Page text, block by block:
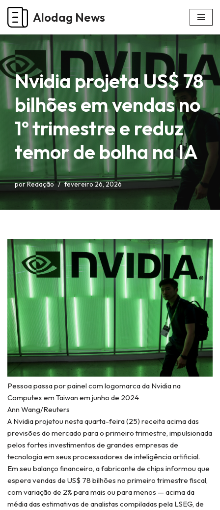
Pular
conteúdo
Alodag News
Nvidia projeta US$ 78
bilhões em vendas no
1º trimestre e reduz
temor de bolha na IA
porRedação fevereiro 26, 2026
Pessoa passa por painel com logomarca da Nvidia na
Computex em Taiwan em junho de 2024
Ann Wang/Reuters
A Nvidia projetou nesta quarta-feira (25) receita acima das
previsões do mercado para o primeiro trimestre, impulsionada
pelos fortes investimentos de grandes empresas de
tecnologia em seus processadores de inteligência artificial.
Em seu balanço financeiro, a fabricante de chips informou que
espera vendas de US$ 78 bilhões no primeiro trimestre fiscal,
com variação de 2% para mais ou para menos — acima da
média das estimativas de analistas compiladas pela LSEG, de